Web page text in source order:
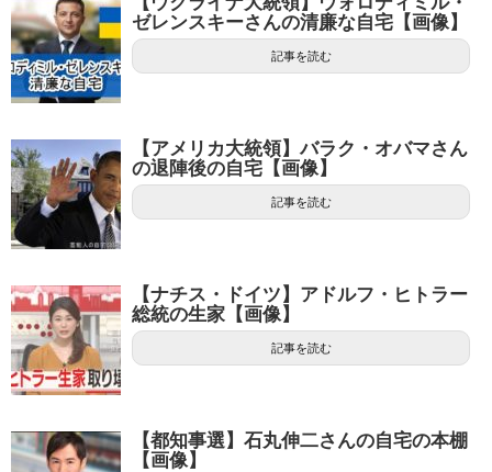
ゼレンスキーさんの清廉な自宅【画像】
記事を読む
【アメリカ大統領】バラク・オバマさん
の退陣後の自宅【画像】
記事を読む
【ナチス・ドイツ】アドルフ・ヒトラー
総統の生家【画像】
記事を読む
【都知事選】石丸伸二さんの自宅の本棚
【画像】